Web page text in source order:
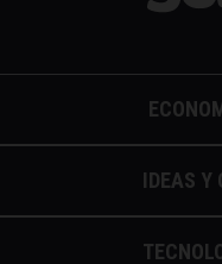
Barómetros de
Economía
IDEAS Y
Calendario de eventos